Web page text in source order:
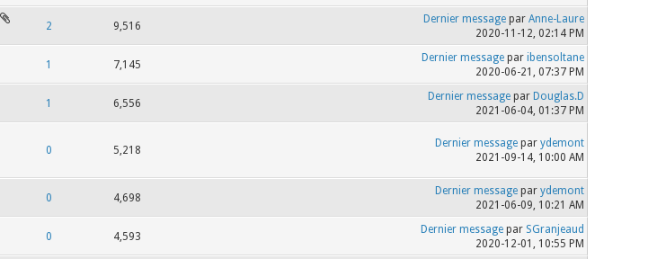
2 9,516
Dernier messagepar Anne-Laure
2020-11-12, 02:14 PM
1 7,145
Dernier messagepar ibensoltane
2020-06-21, 07:37 PM
1 6,556
Dernier messagepar Douglas.D
2021-06-04, 01:37 PM
0 5,218
Dernier messagepar ydemont
2021-09-14, 10:00 AM
0 4,698
Dernier messagepar ydemont
2021-06-09, 10:21 AM
0 4,593
Dernier messagepar SGranjeaud
2020-12-01, 10:55 PM